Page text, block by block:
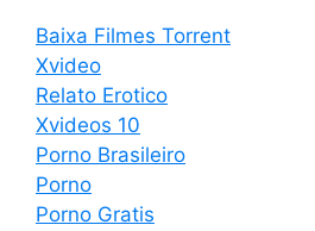
Baixa Filmes Torrent
Xvideo
Relato Erotico
Xvideos 10
Porno Brasileiro
Porno
Porno Gratis